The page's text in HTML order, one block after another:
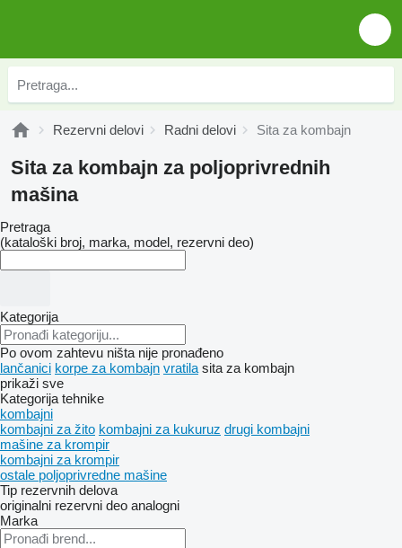
Rezervni delovi Radni delovi Sita za kombajn
Sita za kombajn za poljoprivrednih
mašina
Pretraga
(kataloški broj, marka, model, rezervni deo)
Kategorija
Po ovom zahtevu ništa nije pronađeno
lančanici korpe za kombajn vratila sita za kombajn
prikaži sve
Kategorija tehnike
kombajni
kombajni za žito kombajni za kukuruz drugi kombajni
mašine za krompir
kombajni za krompir
ostale poljoprivredne mašine
Tip rezervnih delova
originalni rezervni deo analogni
Marka